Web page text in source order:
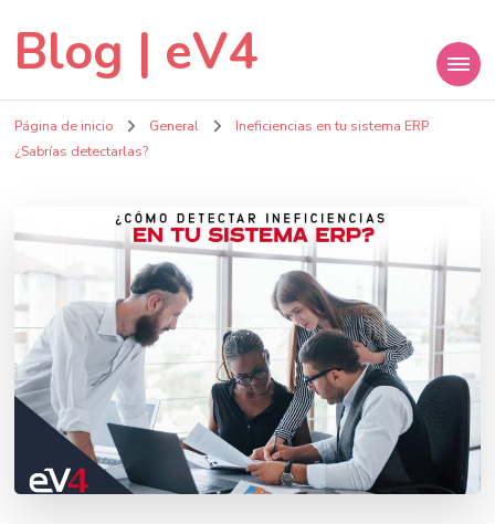
Blog | eV4
Página de inicio General
Ineficiencias en tu sistema ERP
¿Sabrías detectarlas?